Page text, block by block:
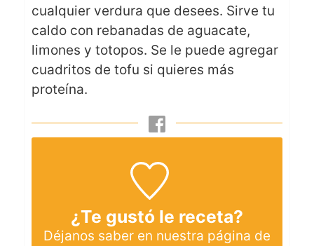
cualquier verdura que desees. Sirve tu
caldo con rebanadas de aguacate,
limones y totopos. Se le puede agregar
cuadritos de tofu si quieres más
proteína.
¿Te gustó le receta?
Déjanos saber en nuestra página de